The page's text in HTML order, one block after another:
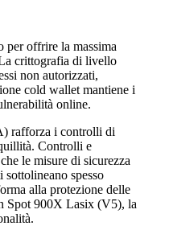
per offrire la massima
crittografia di livello
non autorizzati,
cold wallet mantiene i
online.
rafforza i controlli di
Controlli e
le misure di sicurezza
sottolineano spesso
alla protezione delle
Spot 900X Lasix (V5), la